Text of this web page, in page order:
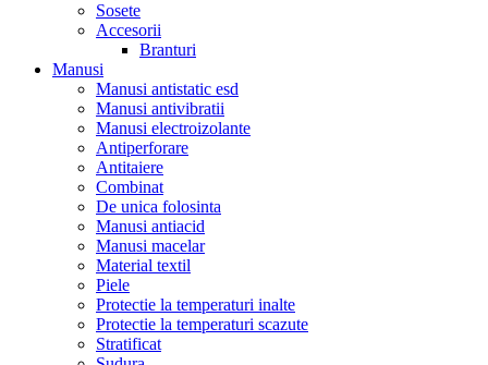
Sosete
Accesorii
Branturi
Manusi
Manusi antistatic esd
Manusi antivibratii
Manusi electroizolante
Antiperforare
Antitaiere
Combinat
De unica folosinta
Manusi antiacid
Manusi macelar
Material textil
Piele
Protectie la temperaturi inalte
Protectie la temperaturi scazute
Stratificat